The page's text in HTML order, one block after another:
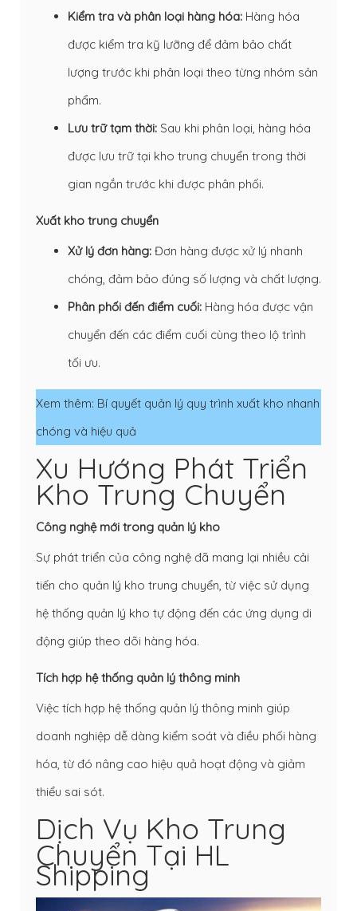
Kiểm tra và phân loại hàng hóa: Hàng hóa
được kiểm tra kỹ lưỡng để đảm bảo chất
lượng trước khi phân loại theo từng nhóm sản
phẩm.
Lưu trữ tạm thời: Sau khi phân loại, hàng hóa
được lưu trữ tại kho trung chuyển trong thời
gian ngắn trước khi được phân phối.
Xuất kho trung chuyển
Xử lý đơn hàng: Đơn hàng được xử lý nhanh
chóng, đảm bảo đúng số lượng và chất lượng.
Phân phối đến điểm cuối: Hàng hóa được vận
chuyển đến các điểm cuối cùng theo lộ trình
tối ưu.
Xem thêm: Bí quyết quản lý quy trình xuất kho nhanh
chóng và hiệu quả
Xu Hướng Phát Triển
Kho Trung Chuyển
Công nghệ mới trong quản lý kho
Sự phát triển của công nghệ đã mang lại nhiều cải
tiến cho quản lý kho trung chuyển, từ việc sử dụng
hệ thống quản lý kho tự động đến các ứng dụng di
động giúp theo dõi hàng hóa.
Tích hợp hệ thống quản lý thông minh
Việc tích hợp hệ thống quản lý thông minh giúp
doanh nghiệp dễ dàng kiểm soát và điều phối hàng
hóa, từ đó nâng cao hiệu quả hoạt động và giảm
thiểu sai sót.
Dịch Vụ Kho Trung
Chuyển Tại HL
Shipping